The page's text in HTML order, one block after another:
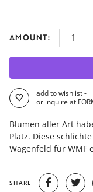
AMOUNT:
add to wishlist -
or inquire at
Blumen aller Art
Platz. Diese
Wagenfeld für WMF
SHARE